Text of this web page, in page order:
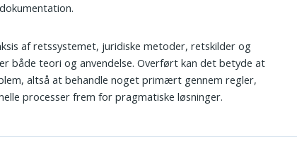
af retssystemet, juridiske metoder, retskilder og
både teori og anvendelse. Overført kan det betyde at
altså at behandle noget primært gennem regler,
processer frem for pragmatiske løsninger.